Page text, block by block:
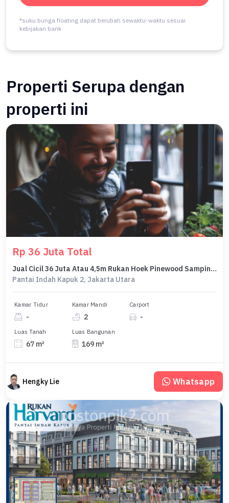
*suku bunga floating dapat berubah sewaktu-waktu sesuai
kebijakan bank
Properti Serupa dengan
properti ini
Rp 36 Juta Total
Jual Cicil 36 Juta Atau 4,5m Rukan Hoek Pinewood Samping Fresh Market Dan Supermarket Milenial Pik2 - Sell Shophouse Corner Pinewood Near Casa Montana Pik 2
Pantai Indah Kapuk 2, Jakarta Utara
Kamar Tidur
-
Kamar Mandi
2
Carport
-
Luas Tanah
67 m²
Luas Bangunan
169 m²
Hengky Lie Whatsapp